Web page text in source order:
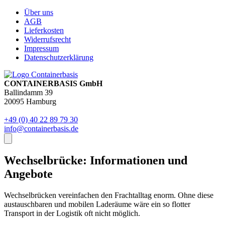
Über uns
AGB
Lieferkosten
Widerrufsrecht
Impressum
Datenschutzerklärung
CONTAINERBASIS GmbH
Ballindamm 39
20095 Hamburg
+49 (0) 40 22 89 79 30
info@containerbasis.de
Wechselbrücke: Informationen und
Angebote
Wechselbrücken vereinfachen den Frachtalltag enorm. Ohne diese
austauschbaren und mobilen Laderäume wäre ein so flotter
Transport in der Logistik oft nicht möglich.